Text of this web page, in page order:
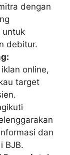
dengan
untuk
debitur.
online,
target
dan
BJB.